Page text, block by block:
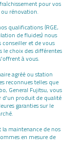
pour vos
rénovation.
qualifications (RGE,
de fluides) nous
conseiller et de vous
le choix des différentes
à vous.
agréé ou station
reconnues telles que
General Fujitsu, vous
d'un produit de qualité
garanties sur le
la maintenance de nos
en mesure de